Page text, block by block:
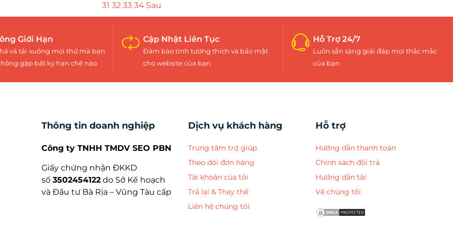
31 32 33 34 Sau
Giới Hạn
và tải xuống mọi thứ mà bạn
gặp bất kỳ hạn chế nào
Cập Nhật Liên Tục
Đảm bảo tính tương thích và bảo mật
cho website của bạn
Hỗ Trợ 24/7
Luôn sẵn sàng giải đáp mọi thắc mắc
của bạn
Thông tin doanh nghiệp
Công ty TNHH TMDV SEO PBN
Giấy chứng nhận ĐKKD
số 3502454122 do Sở Kế hoạch
và Đầu tư Bà Rịa – Vũng Tàu cấp
Dịch vụ khách hàng
Trung tâm trợ giúp
Theo dõi đơn hàng
Tài khoản của tôi
Trả lại & Thay thế
Liên hệ chúng tôi
Hỗ trợ
Hướng dẫn thanh toán
Chính sách đổi trả
Hướng dẫn tải
Về chúng tôi